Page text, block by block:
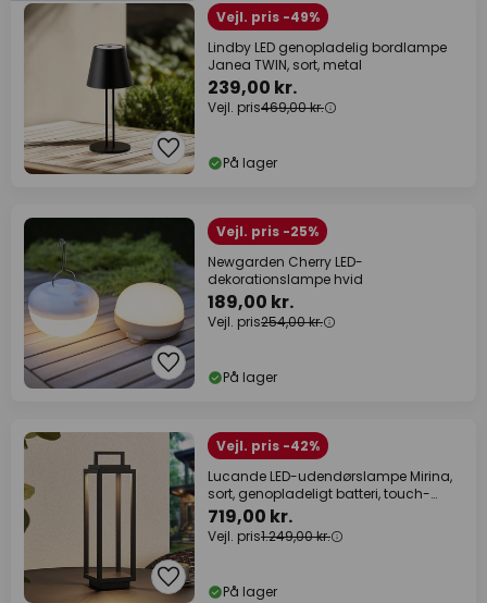
Vejl. pris -49%
Lindby LED genopladelig bordlampe
Janea TWIN, sort, metal
239,00 kr.
Vejl. pris469,00 kr.
På lager
Vejl. pris -25%
Newgarden Cherry LED-
dekorationslampe hvid
189,00 kr.
Vejl. pris254,00 kr.
På lager
Vejl. pris -42%
Lucande LED-udendørslampe Mirina,
sort, genopladeligt batteri, touch-
dæmper
719,00 kr.
Vejl. pris1.249,00 kr.
På lager